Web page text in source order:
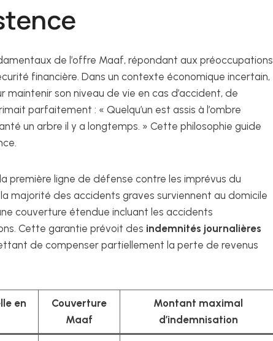
de l’offre Maaf, répondant aux préoccupations
financière. Dans un contexte économique incertain,
son niveau de vie en cas d’accident, de
parfaitement : « Quelqu’un est assis à l’ombre
un arbre il y a longtemps. » Cette philosophie guide
première ligne de défense contre les imprévus du
majorité des accidents graves surviennent au domicile
couverture étendue incluant les accidents
Cette garantie prévoit des indemnités journalières
de compenser partiellement la perte de revenus
en
Couverture
Maaf
Montant maximal
d’indemnisation